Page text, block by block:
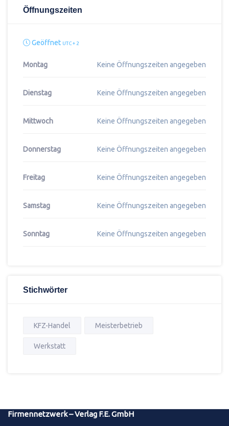
Öffnungszeiten
Geöffnet UTC + 2
Montag Keine Öffnungszeiten angegeben
Dienstag Keine Öffnungszeiten angegeben
Mittwoch Keine Öffnungszeiten angegeben
Donnerstag Keine Öffnungszeiten angegeben
Freitag Keine Öffnungszeiten angegeben
Samstag Keine Öffnungszeiten angegeben
Sonntag Keine Öffnungszeiten angegeben
Stichwörter
KFZ-Handel Meisterbetrieb
Werkstatt
Firmennetzwerk – Verlag F.E. GmbH